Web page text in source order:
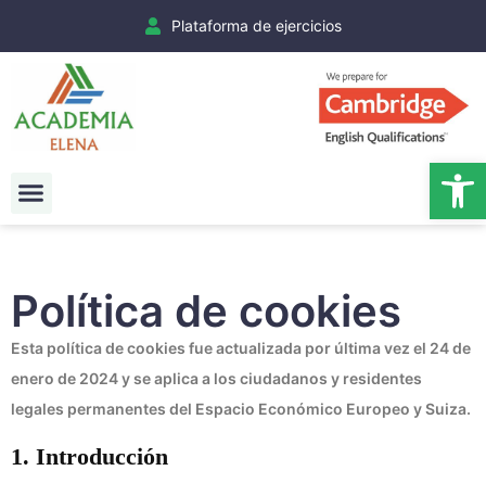
Plataforma de ejercicios
Política de cookies
Esta política de cookies fue actualizada por última vez el 24 de
enero de 2024 y se aplica a los ciudadanos y residentes
legales permanentes del Espacio Económico Europeo y Suiza.
1. Introducción